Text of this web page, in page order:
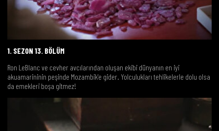
1. SEZON 13. BÖLÜM
Ron LeBlanc ve cevher avcılarından oluşan ekibi dünyanın en iyi
akuamarininin peşinde Mozambik'e gider. Yolculukları tehlikelerle dolu olsa
da emekleri boşa gitmez!